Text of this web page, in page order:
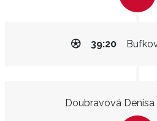
39:20
Doubravová Denisa